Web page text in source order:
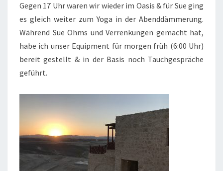
Gegen 17 Uhr waren wir wieder im Oasis & für Sue ging
es gleich weiter zum Yoga in der Abenddämmerung.
Während Sue Ohms und Verrenkungen gemacht hat,
habe ich unser Equipment für morgen früh (6:00 Uhr)
bereit gestellt & in der Basis noch Tauchgespräche
geführt.